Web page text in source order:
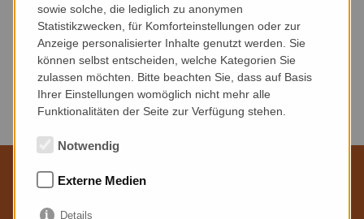
Keine Veranstaltungen gefunden.
sowie solche, die lediglich zu anonymen
Statistikzwecken, für Komforteinstellungen oder zur
Anzeige personalisierter Inhalte genutzt werden. Sie
können selbst entscheiden, welche Kategorien Sie
zulassen möchten. Bitte beachten Sie, dass auf Basis
Ihrer Einstellungen womöglich nicht mehr alle
Funktionalitäten der Seite zur Verfügung stehen.
Notwendig
Externe Medien
Details